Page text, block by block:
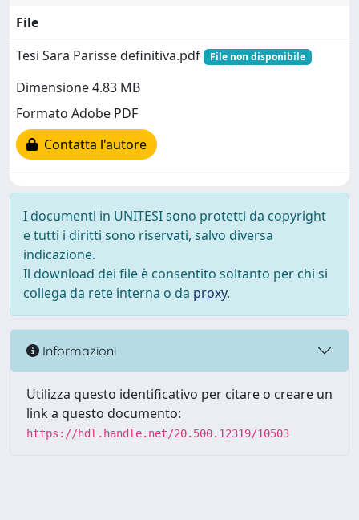
File
Tesi Sara Parisse definitiva.pdf
File non disponibile
Dimensione 4.83 MB
Formato Adobe PDF
Contatta l'autore
I documenti in UNITESI sono protetti da copyright
e tutti i diritti sono riservati, salvo diversa
indicazione.
Il download dei file è consentito soltanto per chi si
collega da rete interna o da proxy.
Informazioni
Utilizza questo identificativo per citare o creare un
link a questo documento:
https://hdl.handle.net/20.500.12319/10503